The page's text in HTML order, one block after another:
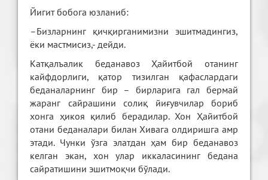
Йигит бобога юзланиб:
–Бизларнинг қичқирганимизни эшитмадингиз,
ёки мастмисиз,- дейди.
Катқалъалик беданавоз Ҳайитбой отанинг
кайфдорлиги, қатор тизилган қафаслардаги
беданаларнинг бир – бирларига гал бермай
жаранг сайрашини солиқ йиғувчилар бориб
хонга ҳикоя қилиб берадилар. Хон Ҳайитбой
отани беданалари билан Хивага олдиришга амр
этади. Чунки ўзга элатдан ҳам бир беданавоз
келган экан, хон улар иккаласининг бедана
сайратишини эшитмоқчи бўлади.